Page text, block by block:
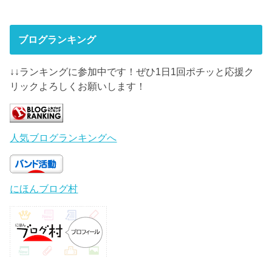
ブログランキング
↓↓ランキングに参加中です！ぜひ1日1回ポチッと応援ク
リックよろしくお願いします！
人気ブログランキングへ
にほんブログ村